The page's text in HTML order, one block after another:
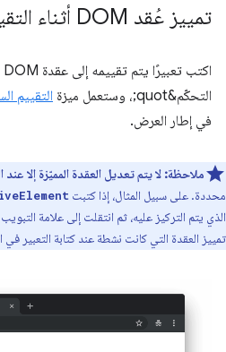
تمييز عُقد DOM أثناء التقييم الفوري
التحكّم&quot;، وستعمل ميزة
التقييم
في إطار العرض.
ملاحظة: لا يتم تعديل العقدة المميّزة إلا عند
محددة. على سبيل المثال، إذا كتبت
تمييز العقدة التي كانت نشطة عند كتابة التعبير في